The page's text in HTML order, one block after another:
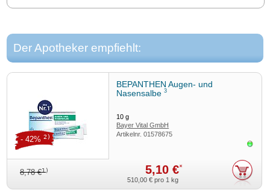
Der Apotheker empfiehlt:
BEPANTHEN Augen- und
Nasensalbe3
10g
Bayer Vital GmbH
Artikelnr.01578675
8,78 €1) 5,10 €*
- 42% 2)
510,00 € pro 1 kg